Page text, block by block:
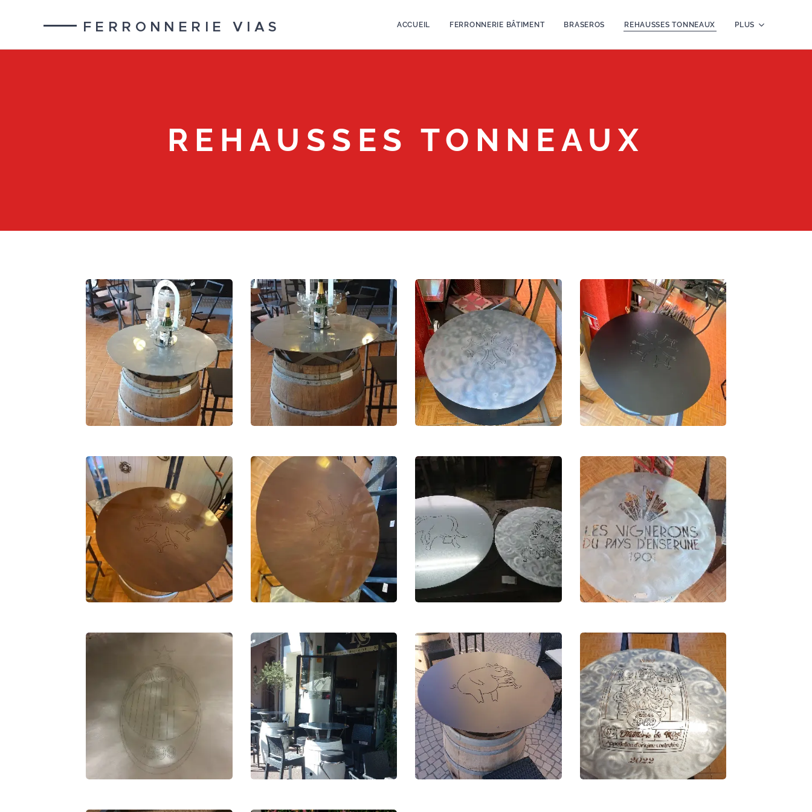
FERRONNERIE VIAS ACCUEIL FERRONNERIE BÂTIMENT BRASEROS REHAUSSES TONNEAUX PLUS
REHAUSSES TONNEAUX